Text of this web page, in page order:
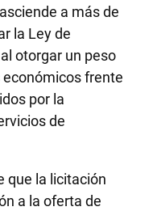
a más de
la Ley de
otorgar un peso
frente
por la
de
que la licitación
a la oferta de